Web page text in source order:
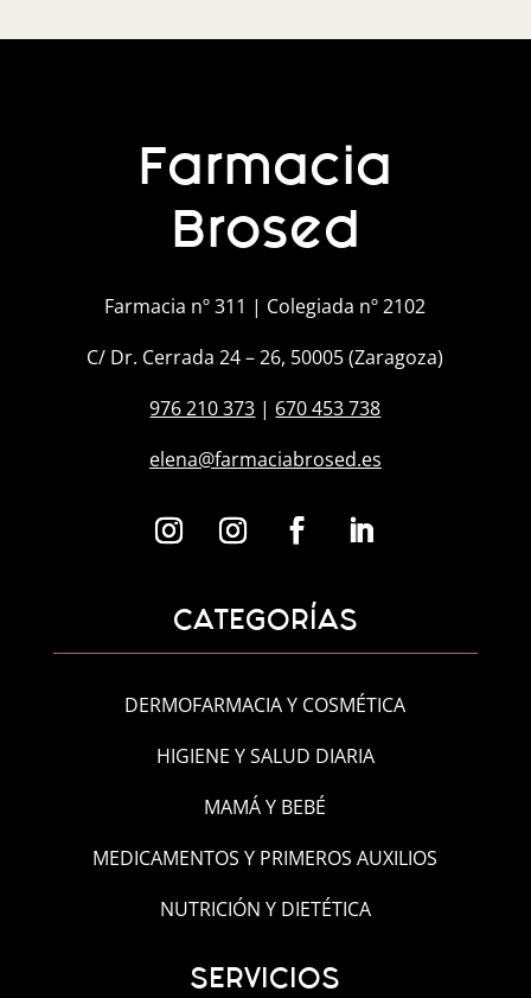
Farmacia
Brosed
Farmacia nº 311 | Colegiada nº 2102
C/ Dr. Cerrada 24 – 26, 50005 (Zaragoza)
976 210 373 | 670 453 738
elena@farmaciabrosed.es
CATEGORÍAS
DERMOFARMACIA Y COSMÉTICA
HIGIENE Y SALUD DIARIA
MAMÁ Y BEBÉ
MEDICAMENTOS Y PRIMEROS AUXILIOS
NUTRICIÓN Y DIETÉTICA
SERVICIOS